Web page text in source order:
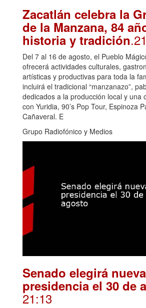
Zacatlán celebra la
de la Manzana, 84
historia y tradición
Del 7 al 16 de agosto, el Pueblo
ofrecerá actividades culturales,
artísticas y productivas para toda la
incluirá el tradicional “manzanazo”,
dedicados a la producción local y una
con Yuridia, 90’s Pop Tour, Espinoza
Cañaveral. E
Grupo Radiofónico y Medios
Senado elegirá nueva
presidencia el 30 de
21:13